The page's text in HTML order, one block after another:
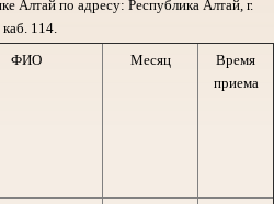
Алтай по адресу: Республика Алтай, г.
114.
ФИО Месяц
Время
приема